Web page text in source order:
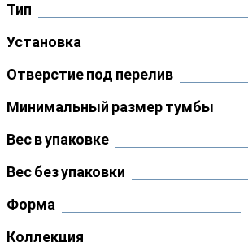
Тип
Установка
Отверстие под перелив
Минимальный размер тумбы
Вес в упаковке
Вес без упаковки
Форма
Коллекция